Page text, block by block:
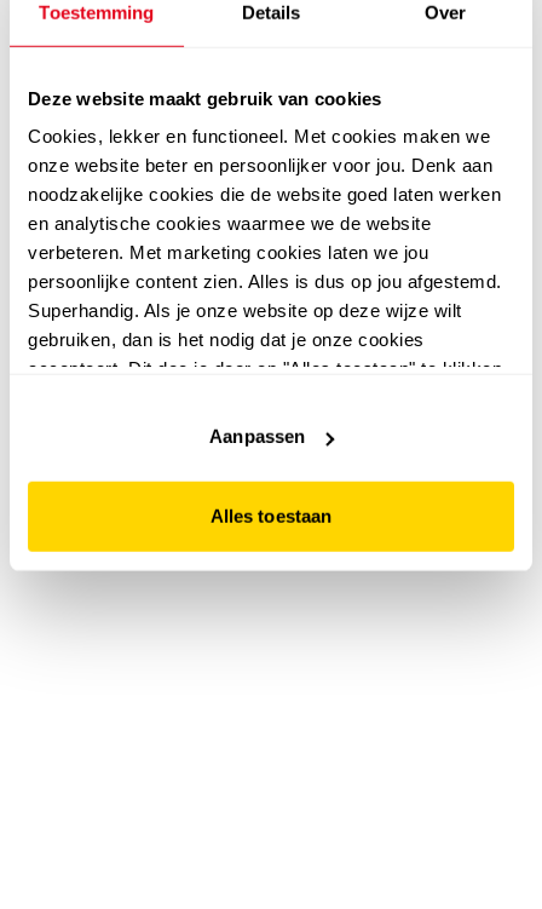
Toestemming Details Over
Deze website maakt gebruik van cookies
Cookies, lekker en functioneel. Met cookies maken we
onze website beter en persoonlijker voor jou. Denk aan
noodzakelijke cookies die de website goed laten werken
en analytische cookies waarmee we de website
verbeteren. Met marketing cookies laten we jou
persoonlijke content zien. Alles is dus op jou afgestemd.
Superhandig. Als je onze website op deze wijze wilt
gebruiken, dan is het nodig dat je onze cookies
accepteert. Dit doe je door op "Alles toestaan" te klikken.
website niet optimaal functioneert.
Aanpassen
Alles toestaan